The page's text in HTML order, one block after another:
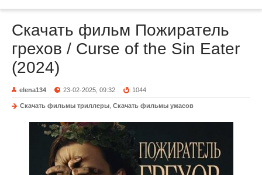
Скачать фильм Пожиратель
грехов / Curse of the Sin Eater
(2024)
elena134 23-02-2025, 09:32 1044
Скачать фильмы триллеры Скачать фильмы ужасов